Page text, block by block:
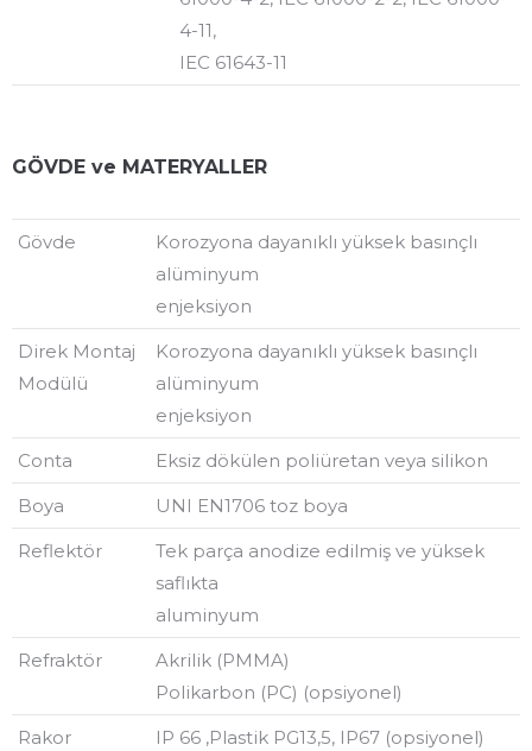
4-11,
IEC 61643-11
GÖVDE ve MATERYALLER
Gövde
Korozyona dayanıklı yüksek basınçlı
alüminyum
enjeksiyon
Direk Montaj
Modülü
Korozyona dayanıklı yüksek basınçlı
alüminyum
enjeksiyon
Conta
Eksiz dökülen poliüretan veya silikon
Boya
UNI EN1706 toz boya
Reflektör
Tek parça anodize edilmiş ve yüksek
saflıkta
aluminyum
Refraktör
Akrilik (PMMA)
Polikarbon (PC) (opsiyonel)
Rakor
IP 66 ,Plastik PG13,5, IP67 (opsiyonel)